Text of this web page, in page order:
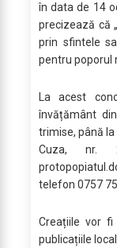
în data de 14
precizează că
prin sfintele
pentru poporul
La acest
învățământ
trimise, până la
Cuza, nr.
telefon 0757
Creațiile vor
publicațiile